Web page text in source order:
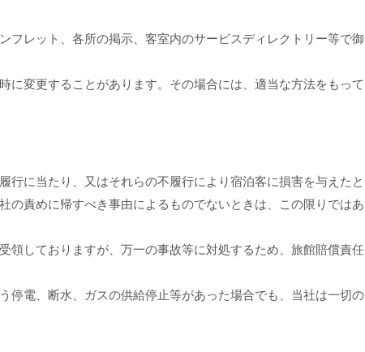
レット、各所の掲示、客室内のサービスディレクトリー等で御
変更することがあります。その場合には、適当な方法をもって
に当たり、又はそれらの不履行により宿泊客に損害を与えたと
の責めに帰すべき事由によるものでないときは、この限りではあ
しておりますが、万一の事故等に対処するため、旅館賠償責任
電、断水、ガスの供給停止等があった場合でも、当社は一切の